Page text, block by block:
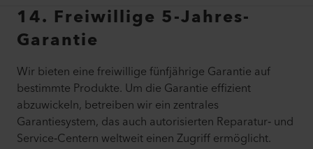
https://www.paypal.com/de/webapps/mpp/ua/privacy-full/
Klarna
Google Analytics
14. Freiwillige 5-Jahres-
Garantie
Wir bieten eine freiwillige fünfjährige Garantie auf
bestimmte Produkte. Um die Garantie effizient
abzuwickeln, betreiben wir ein zentrales
Garantiesystem, das auch autorisierten Reparatur‑ und
Service‑Centern weltweit einen Zugriff ermöglicht.